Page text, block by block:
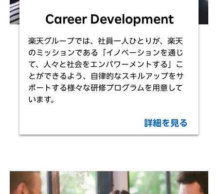
Career Development
楽天グループでは、社員一人ひとりが、楽天
のミッションである「イノベーションを通じ
て、人々と社会をエンパワーメントする」こ
とができるよう、自律的なスキルアップをサ
ポートする様々な研修プログラムを用意して
います。
詳細を見る